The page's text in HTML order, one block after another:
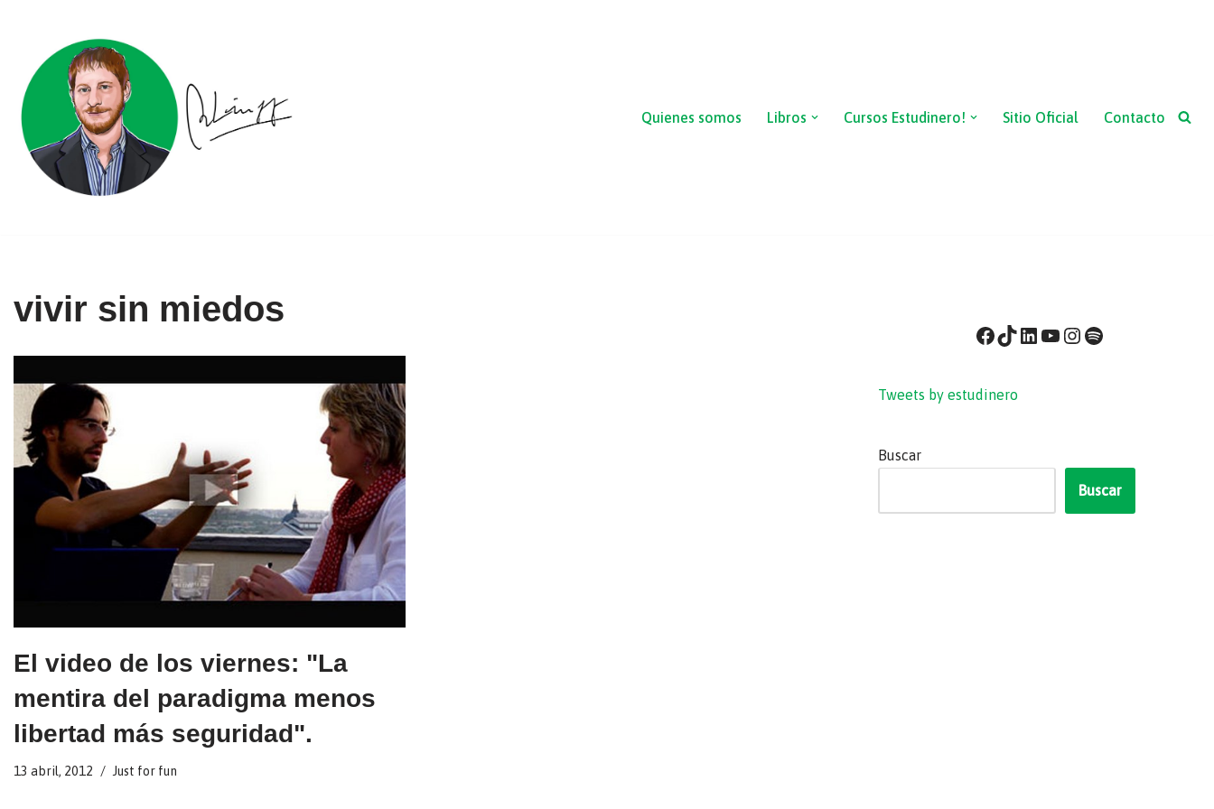
contenido
Quienes somos
Libros Cursos Estudinero! Sitio Oficial Contacto
vivir sin miedos
El video de los viernes: "La
mentira del paradigma menos
libertad más seguridad".
13 abril, 2012 Just for fun
Tweets by estudinero
Buscar
Buscar